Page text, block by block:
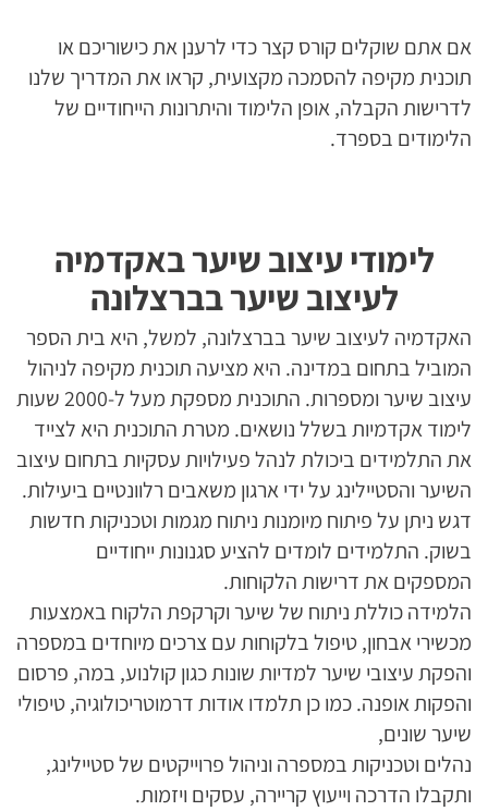
אם אתם שוקלים קורס קצר כדי לרענן את כישוריכם או
תוכנית מקיפה להסמכה מקצועית, קראו את המדריך שלנו
לדרישות הקבלה, אופן הלימוד והיתרונות הייחודיים של
הלימודים בספרד.
לימודי עיצוב שיער באקדמיה
לעיצוב שיער בברצלונה
האקדמיה לעיצוב שיער בברצלונה, למשל, היא בית הספר
המוביל בתחום במדינה. היא מציעה תוכנית מקיפה לניהול
עיצוב שיער ומספרות. התוכנית מספקת מעל ל-2000 שעות
לימוד אקדמיות בשלל נושאים. מטרת התוכנית היא לצייד
את התלמידים ביכולת לנהל פעילויות עסקיות בתחום עיצוב
השיער והסטיילינג על ידי ארגון משאבים רלוונטיים ביעילות.
דגש ניתן על פיתוח מיומנות ניתוח מגמות וטכניקות חדשות
בשוק. התלמידים לומדים להציע סגנונות ייחודיים
המספקים את דרישות הלקוחות.
הלמידה כוללת ניתוח של שיער וקרקפת הלקוח באמצעות
מכשירי אבחון, טיפול בלקוחות עם צרכים מיוחדים במספרה
והפקת עיצובי שיער למדיות שונות כגון קולנוע, במה, פרסום
והפקות אופנה. כמו כן תלמדו אודות דרמוטריכולוגיה, טיפולי
שיער שונים,
נהלים וטכניקות במספרה וניהול פרוייקטים של סטיילינג,
ותקבלו הדרכה וייעוץ קריירה, עסקים ויזמות.